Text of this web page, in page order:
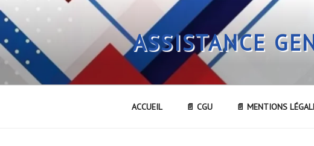
Aller
au
contenu
principal
ASSISTANCE
ACCUEIL 📄 CGU 📄 MENTIONS